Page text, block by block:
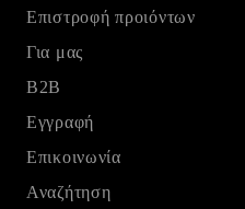
Eπιστροφή προιόντων
Για μας
B2B
Εγγραφή
Επικοινωνία
Αναζήτηση